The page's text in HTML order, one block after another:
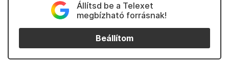
Állítsd be a Telexet
megbízható forrásnak!
Beállítom